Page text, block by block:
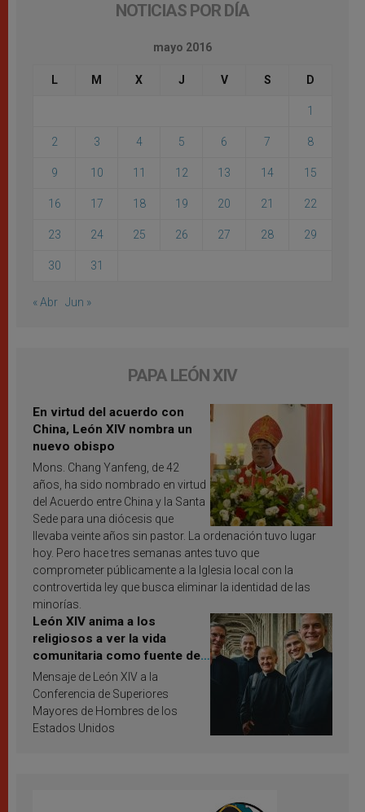
NOTICIAS POR DÍA
mayo 2016
L M X J V S D
1
2 3 4 5 6 7 8
9 10 11 12 13 14 15
16 17 18 19 20 21 22
23 24 25 26 27 28 29
30 31
« Abr Jun »
PAPA LEÓN XIV
En virtud del acuerdo con
China, León XIV nombra un
nuevo obispo
Mons. Chang Yanfeng, de 42
años, ha sido nombrado en virtud
del Acuerdo entre China y la Santa
Sede para una diócesis que
llevaba veinte años sin pastor. La ordenación tuvo lugar
hoy. Pero hace tres semanas antes tuvo que
comprometer públicamente a la Iglesia local con la
controvertida ley que busca eliminar la identidad de las
minorías.
León XIV anima a los
religiosos a ver la vida
comunitaria como fuente de
inspiración y santificación
Mensaje de León XIV a la
Conferencia de Superiores
Mayores de Hombres de los
Estados Unidos